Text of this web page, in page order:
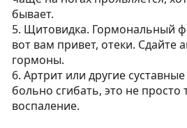
бывает.
5. Щитовидка. Гормональный
вот вам привет, отеки. Сдайте
гормоны.
6. Артрит или другие
больно сгибать, это не
воспаление.